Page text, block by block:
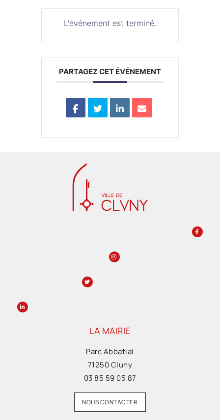
L'événement est terminé.
PARTAGEZ CET ÉVÉNEMENT
LA MAIRIE
Parc Abbatial
71250 Cluny
03 85 59 05 87
NOUS CONTACTER